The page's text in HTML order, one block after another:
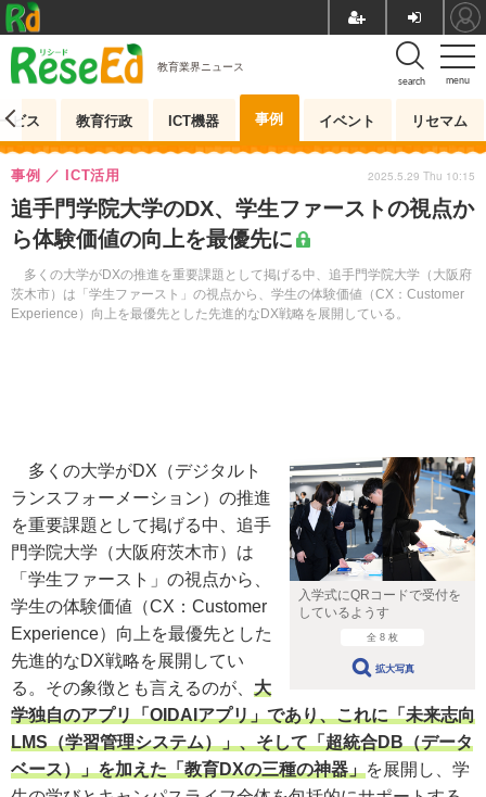
menu
search
教育業界ニュース
ビス 教育行政 ICT機器 事例 イベント リセマム
追手門学院大学のDX、学生ファーストの視点か
ら体験価値の向上を最優先に
多くの大学がDXの推進を重要課題として掲げる中、追手門学院大学（大阪府
茨木市）は「学生ファースト」の視点から、学生の体験価値（CX：Customer
Experience）向上を最優先とした先進的なDX戦略を展開している。
事例 ICT活用 2025.5.29 Thu 10:15
入学式にQRコードで受付を
しているようす
全 8 枚
拡大写真
多くの大学がDX（デジタルト
ランスフォーメーション）の推進
を重要課題として掲げる中、追手
門学院大学（大阪府茨木市）は
「学生ファースト」の視点から、
学生の体験価値（CX：Customer
Experience）向上を最優先とした
先進的なDX戦略を展開してい
る。その象徴とも言えるのが、 大
学独自のアプリ「OIDAIアプリ」であり、これに「未来志向
LMS（学習管理システム）」、そして「超統合DB（データ
ベース）」を加えた「教育DXの三種の神器」を展開し、学